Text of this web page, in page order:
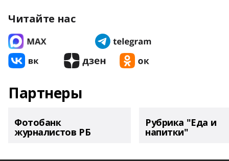
Читайте нас
Партнеры
Фотобанк
журналистов РБ
Рубрика "Еда и
напитки"